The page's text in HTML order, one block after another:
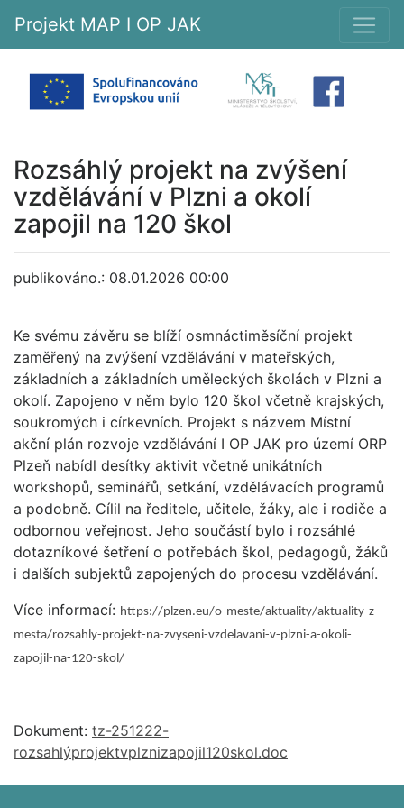
Projekt MAP I OP JAK
Rozsáhlý projekt na zvýšení
vzdělávání v Plzni a okolí
zapojil na 120 škol
publikováno.: 08.01.2026 00:00
Ke svému závěru se blíží osmnáctiměsíční projekt
zaměřený na zvýšení vzdělávání v mateřských,
základních a základních uměleckých školách v Plzni a
okolí. Zapojeno v něm bylo 120 škol včetně krajských,
soukromých i církevních. Projekt s názvem Místní
akční plán rozvoje vzdělávání I OP JAK pro území ORP
Plzeň nabídl desítky aktivit včetně unikátních
workshopů, seminářů, setkání, vzdělávacích programů
a podobně. Cílil na ředitele, učitele, žáky, ale i rodiče a
odbornou veřejnost. Jeho součástí bylo i rozsáhlé
dotazníkové šetření o potřebách škol, pedagogů, žáků
i dalších subjektů zapojených do procesu vzdělávání.
Více informací: https://plzen.eu/o-meste/aktuality/aktuality-z-
mesta/rozsahly-projekt-na-zvyseni-vzdelavani-v-plzni-a-okoli-
zapojil-na-120-skol/
Dokument: tz-251222-
rozsahlýprojektvplznizapojil120skol.doc